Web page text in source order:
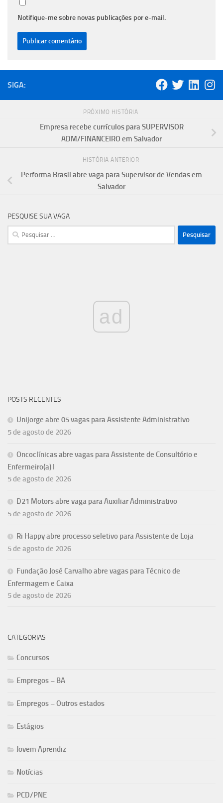
Notifique-me sobre novas publicações por e-mail.
SIGA:
PRÓXIMO HISTÓRIA
Empresa recebe currículos para SUPERVISOR
ADM/FINANCEIRO em Salvador
HISTÓRIA ANTERIOR
Performa Brasil abre vaga para Supervisor de Vendas em
Salvador
PESQUISE SUA VAGA
Pesquisar
por:
ad
POSTS RECENTES
Unijorge abre 05 vagas para Assistente Administrativo
5 de agosto de 2026
Oncoclínicas abre vagas para Assistente de Consultório e
Enfermeiro(a) I
5 de agosto de 2026
D21 Motors abre vaga para Auxiliar Administrativo
5 de agosto de 2026
Ri Happy abre processo seletivo para Assistente de Loja
5 de agosto de 2026
Fundação José Carvalho abre vagas para Técnico de
Enfermagem e Caixa
5 de agosto de 2026
CATEGORIAS
Concursos
Empregos – BA
Empregos – Outros estados
Estágios
Jovem Aprendiz
Notícias
PCD/PNE